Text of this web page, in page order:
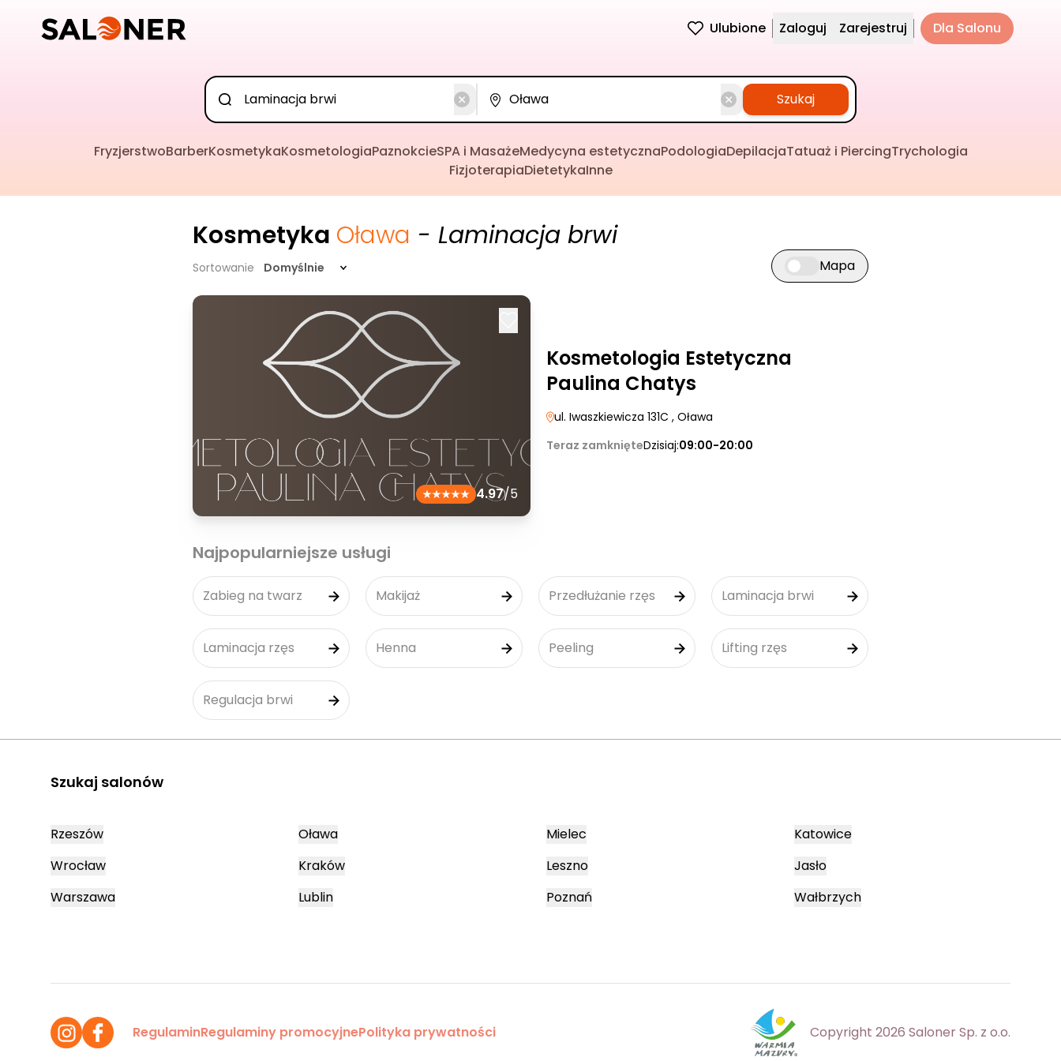
Ulubione Zaloguj Zarejestruj Dla Salonu
Szukaj
FryzjerstwoBarberKosmetykaKosmetologiaPaznokcieSPA i MasażeMedycyna estetycznaPodologiaDepilacjaTatuaż i PiercingTrychologia
FizjoterapiaDietetykaInne
Kosmetyka Oława - Laminacja brwi
Sortowanie Domyślnie Przełącz widok mapy
Mapa
4.97/5
Kosmetologia Estetyczna
Paulina Chatys
ul. Iwaszkiewicza 131C , Oława
Teraz zamknięteDzisiaj:09:00-20:00
Najpopularniejsze usługi
Zabieg na twarz Makijaż Przedłużanie rzęs Laminacja brwi
Laminacja rzęs Henna Peeling Lifting rzęs
Regulacja brwi
Szukaj salonów
Rzeszów
Wrocław
Warszawa
Oława
Kraków
Lublin
Mielec
Leszno
Poznań
Katowice
Jasło
Wałbrzych
RegulaminRegulaminy promocyjnePolityka prywatności Copyright 2026 Saloner Sp. z o.o.